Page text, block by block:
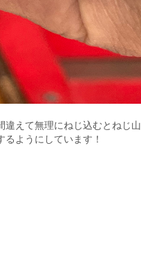
えて無理にねじ込むとねじ山
ようにしています！